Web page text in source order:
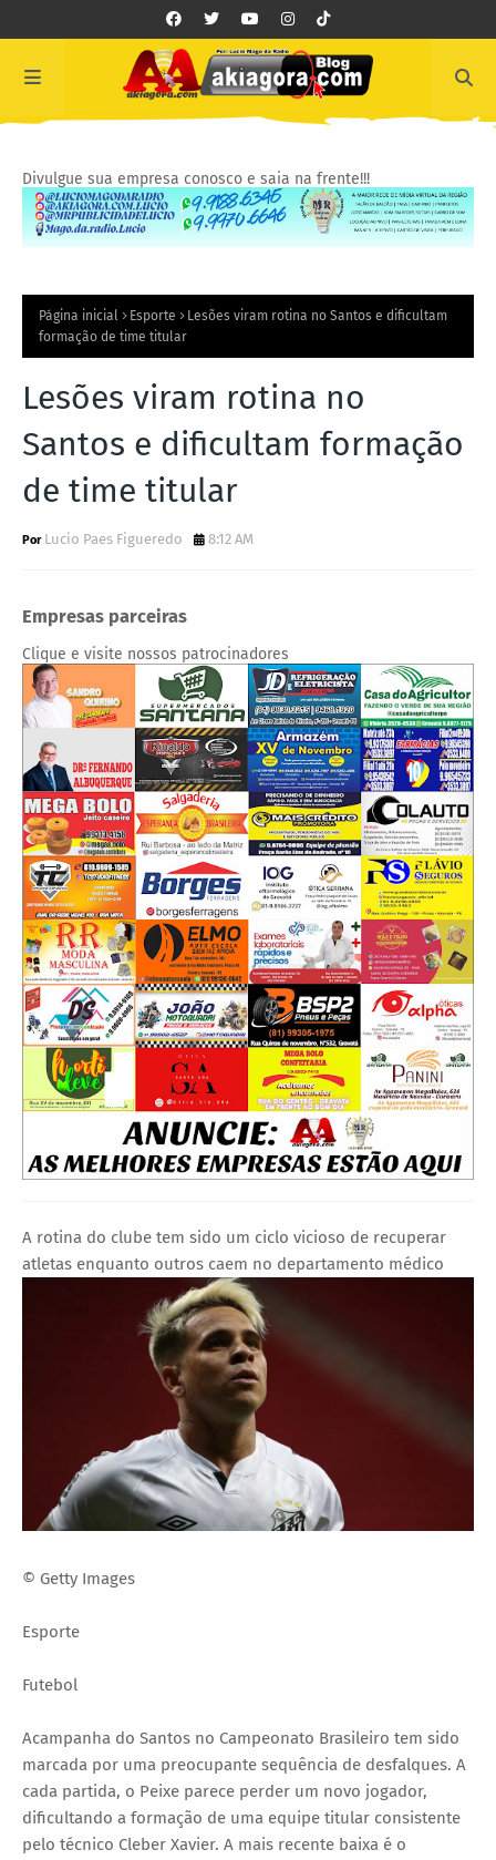
Divulgue sua empresa conosco e saia na frente!!!
Página inicial Esporte
Lesões viram rotina no Santos e dificultam
formação de time titular
Lesões viram rotina no
Santos e dificultam formação
de time titular
Lucio Paes Figueredo 8:12 AM
Empresas parceiras
Clique e visite nossos patrocinadores
A rotina do clube tem sido um ciclo vicioso de recuperar
atletas enquanto outros caem no departamento médico
© Getty Images
Esporte
Futebol
Acampanha do Santos no Campeonato Brasileiro tem sido
marcada por uma preocupante sequência de desfalques. A
cada partida, o Peixe parece perder um novo jogador,
dificultando a formação de uma equipe titular consistente
pelo técnico Cleber Xavier. A mais recente baixa é o